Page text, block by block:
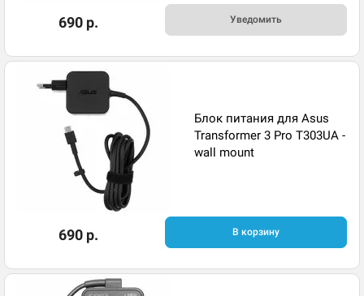
690 р. Уведомить
Блок питания для Asus
Transformer 3 Pro T303UA -
wall mount
690 р. В корзину